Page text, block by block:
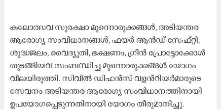
കലോത്സവ സുരക്ഷാ മുന്നൊരുക്കങ്ങൾ, അടിയന്തര
ആരോഗ്യ സംവിധാനങ്ങൾ, ഫയർ ആൻഡ് സേഫ്റ്റി,
ശുദ്ധജലം, വൈദ്യുതി, ഭക്ഷണം, ഗ്രീൻ പ്രോട്ടോക്കോൾ
തുടങ്ങിയവ സംബന്ധിച്ച മുന്നൊരുക്കങ്ങൾ യോഗം
വിലയിരുത്തി. സിവിൽ ഡിഫൻസ് വളൻറിയർമാരുടെ
സേവനം അടിയന്തര ആരോഗ്യ സംവിധാനത്തിനായി
ഉപയോഗപ്പെടുന്നതിനായി യോഗം തീരുമാനിച്ചു.